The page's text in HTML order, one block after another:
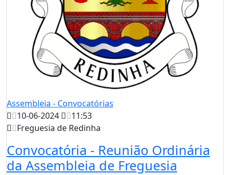
Assembleia - Convocatórias
10-06-2024
11:53
Freguesia de Redinha
Convocatória - Reunião Ordinária
da Assembleia de Freguesia